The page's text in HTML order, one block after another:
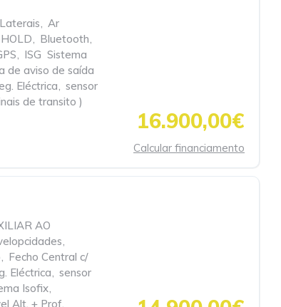
, Ar
, Bluetooth,
, ISG  Sistema
de aviso de saída
Eléctrica, sensor
de transito )
16.900,00€
Calcular financiamento
AO
,
, Fecho Central c/
Eléctrica, sensor
Isofix,
Alt. + Prof.